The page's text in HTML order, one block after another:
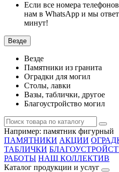
Если все номера
нам в WhatsApp и мы
минут!
Везде
Везде
Памятники из гранита
Оградки для могил
Столы, лавки
Вазы, таблички, другое
Благоустройство могил
Например: памятник фигурный
ПАМЯТНИКИ АКЦИИ
ТАБЛИЧКИ
РАБОТЫ НАШ КОЛЛЕКТИВ
Каталог продукции и услуг